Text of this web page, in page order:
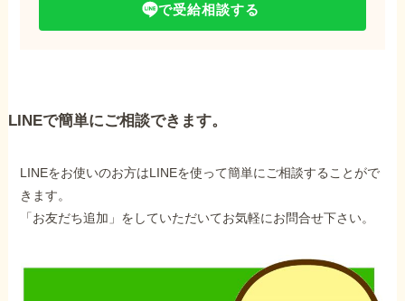
で受給相談する
LINEで簡単にご相談できます。
LINEをお使いのお方はLINEを使って簡単にご相談することがで
きます。
「お友だち追加」をしていただいてお気軽にお問合せ下さい。